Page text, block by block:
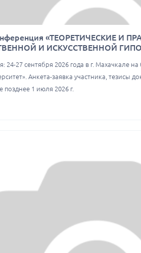
«ТЕОРЕТИЧЕСКИЕ И
И ИСКУССТВЕННОЙ
24-27 сентября 2026 года в г. Махачкале
Анкета-заявка участника, тезисы
позднее 1 июля 2026 г.